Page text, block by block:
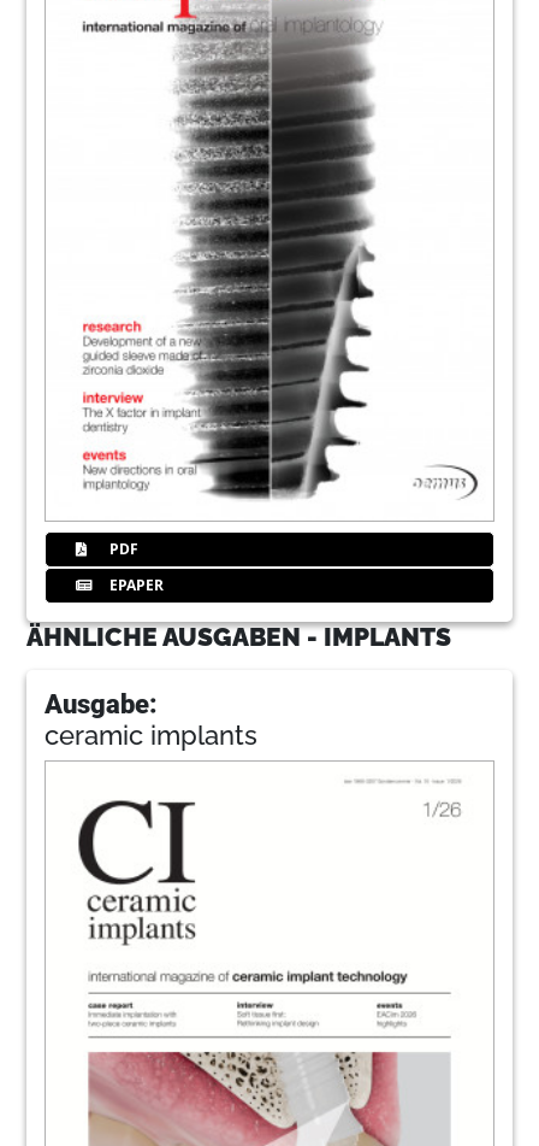
PDF
EPAPER
ÄHNLICHE AUSGABEN - IMPLANTS
Ausgabe:
ceramic implants